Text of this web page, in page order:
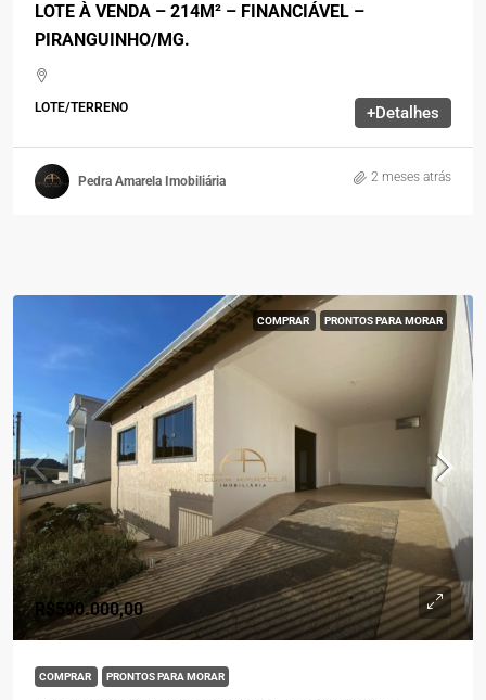
LOTE À VENDA – 214M² – FINANCIÁVEL –
PIRANGUINHO/MG.
LOTE/TERRENO +Detalhes
Pedra Amarela Imobiliária 2 meses atrás
COMPRAR PRONTOS PARA MORAR
R$590.000,00
COMPRAR PRONTOS PARA MORAR